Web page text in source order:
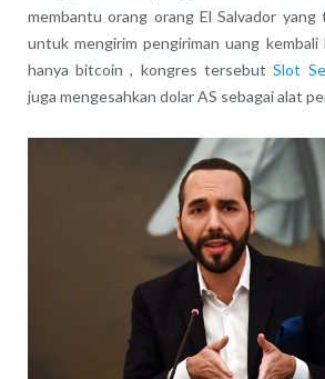
membantu orang orang El Salvador
untuk mengirim pengiriman uang kembali
hanya bitcoin , kongres tersebutSlot
juga mengesahkan dolar AS sebagai alat